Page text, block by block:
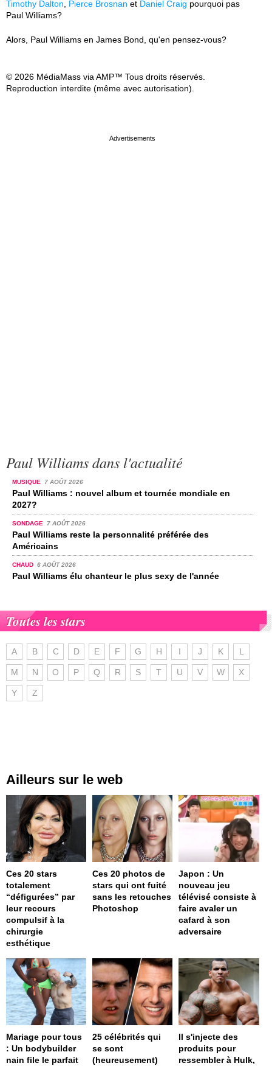
Timothy Dalton Pierce Brosnan et Daniel Craig pourquoi pas
Paul Williams?
Alors, Paul Williams en James Bond, qu'en pensez-vous?
© 2026 MédiaMass via AMP™ Tous droits réservés.
Reproduction interdite (même avec autorisation).
Paul Williams dans l'actualité
MUSIQUE 7 AOÛT 2026
Paul Williams : nouvel album et tournée mondiale en
2027?
SONDAGE 7 AOÛT 2026
Paul Williams reste la personnalité préférée des
Américains
CHAUD 6 AOÛT 2026
Paul Williams élu chanteur le plus sexy de l'année
Toutes les stars
A B C D E F G H I J K L
M N O P Q R S T U V W X
Y Z
Ailleurs sur le web
Ces 20 stars
totalement
“défigurées” par
leur recours
compulsif à la
chirurgie
esthétique
Ces 20 photos de
stars qui ont fuité
sans les retouches
Photoshop
Japon : Un
nouveau jeu
télévisé consiste à
faire avaler un
cafard à son
adversaire
Mariage pour tous
: Un bodybuilder
nain file le parfait
25 célébrités qui
se sont
(heureusement)
Il s'injecte des
produits pour
ressembler à Hulk,